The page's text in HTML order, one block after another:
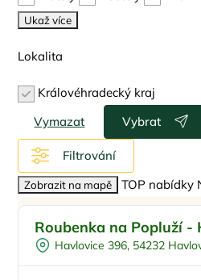
Ukaž více
Lokalita
Královéhradecký kraj
Vymazat
Vybrat
Filtrování
Zobrazit na mapě TOP nabídky
Pro skupiny
Na samotě
Roubenka na Popluží -
Havlovice 396, 54232